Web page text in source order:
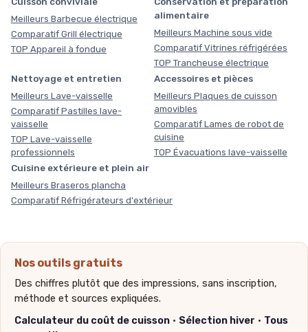
Meilleurs Barbecue électrique
Comparatif Grill électrique
TOP Appareil à fondue
alimentaire
Meilleurs Machine sous vide
Comparatif Vitrines réfrigérées
TOP Trancheuse électrique
Nettoyage et entretien
Meilleurs Lave-vaisselle
Comparatif Pastilles lave-
vaisselle
TOP Lave-vaisselle
professionnels
Accessoires et pièces
Meilleurs Plaques de cuisson
amovibles
Comparatif Lames de robot de
cuisine
TOP Évacuations lave-vaisselle
Cuisine extérieure et plein air
Meilleurs Braseros plancha
Comparatif Réfrigérateurs d'extérieur
Nos outils gratuits
Des chiffres plutôt que des impressions, sans inscription,
méthode et sources expliquées.
Calculateur du coût de cuisson · Sélection hiver · Tous